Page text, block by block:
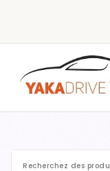
contenu